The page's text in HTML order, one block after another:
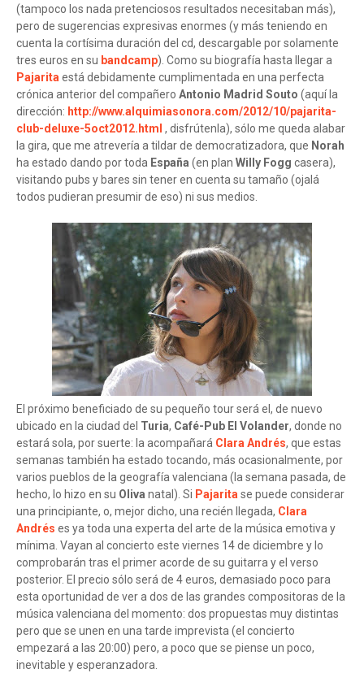
(tampoco los nada pretenciosos resultados necesitaban más),
pero de sugerencias expresivas enormes (y más teniendo en
cuenta la cortísima duración del cd, descargable por solamente
tres euros en su bandcamp). Como su biografía hasta llegar a
Pajaritaestá debidamente cumplimentada en una perfecta
crónica anterior del compañero Antonio Madrid Souto (aquí la
dirección: http://www.alquimiasonora.com/2012/10/pajarita-
club-deluxe-5oct2012.html , disfrútenla), sólo me queda alabar
la gira, que me atrevería a tildar de democratizadora, que Norah
ha estado dando por toda España (en plan Willy Fogg casera),
visitando pubs y bares sin tener en cuenta su tamaño (ojalá
todos pudieran presumir de eso) ni sus medios.
El próximo beneficiado de su pequeño tour será el, de nuevo
ubicado en la ciudad del Turia, Café-Pub El Volander, donde no
estará sola, por suerte: la acompañará Clara Andrés, que estas
semanas también ha estado tocando, más ocasionalmente, por
varios pueblos de la geografía valenciana (la semana pasada, de
hecho, lo hizo en su Oliva natal). Si Pajaritase puede considerar
una principiante, o, mejor dicho, una recién llegada, Clara
Andrés es ya toda una experta del arte de la música emotiva y
mínima. Vayan al concierto este viernes 14 de diciembre y lo
comprobarán tras el primer acorde de su guitarra y el verso
posterior. El precio sólo será de 4 euros, demasiado poco para
esta oportunidad de ver a dos de las grandes compositoras de la
música valenciana del momento: dos propuestas muy distintas
pero que se unen en una tarde imprevista (el concierto
empezará a las 20:00) pero, a poco que se piense un poco,
inevitable y esperanzadora.